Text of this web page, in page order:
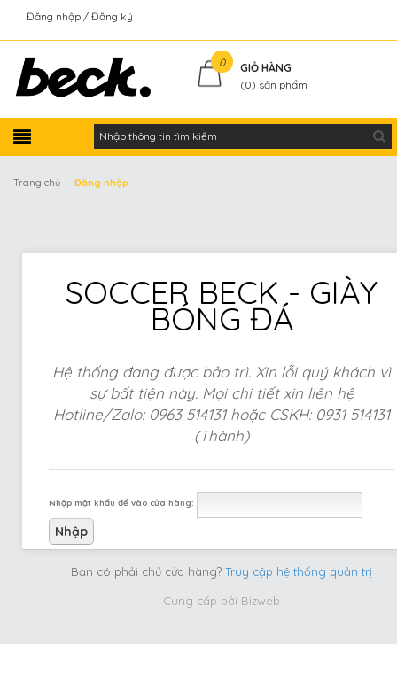
Đăng nhập Đăng ký
0
GIỎ HÀNG
(0) sản phẩm
Trang chủ Đăng nhập
SOCCER BECK - GIÀY
BÓNG ĐÁ
Hệ thống đang được bảo trì. Xin lỗi quý khách vì
sự bất tiện này. Mọi chi tiết xin liên hệ
Hotline/Zalo: 0963 514131 hoặc CSKH: 0931 514131
(Thành)
Nhập mật khẩu để vào cửa hàng:
Bạn có phải chủ cửa hàng? Truy cập hệ thống quản trị
Cung cấp bởi Bizweb